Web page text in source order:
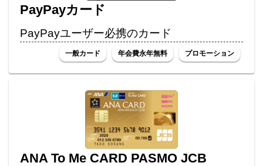
PayPayカード
PayPayユーザー必携のカード
一般カード 年会費永年無料 プロモーション
ANA To Me CARD PASMO JCB